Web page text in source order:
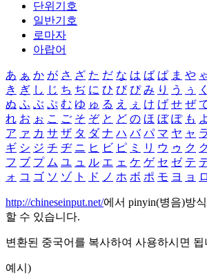
단위기호
일반기호
로마자
아랍어
あ ぁ か が さ ざ た だ な は ば ぱ ま や
き ぎ し じ ち ぢ に ひ び ぴ み り う ぅ く
ぬ ふ ぶ ぷ む ゆ ゅ る え ぇ け げ せ ぜ
れ お ぉ こ ご そ ぞ と ど の ほ ぼ ぽ も よ
ア ァ カ サ ザ タ ダ ナ ハ バ パ マ ヤ ャ
ギ シ ジ チ ヂ ニ ヒ ビ ピ ミ リ ウ ゥ ク
フ ブ プ ム ユ ュ ル エ ェ ケ ゲ セ ゼ テ
ォ コ ゴ ソ ゾ ト ド ノ ホ ボ ポ モ ヨ ョ ロ
http://chineseinput.net/에서 pinyin(병음)방
할 수 있습니다.
변환된 중국어를 복사하여 사용하시면 됩
예시)